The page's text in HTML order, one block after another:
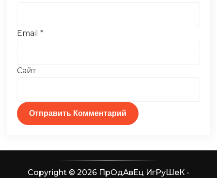
Email *
Сайт
Copyright © 2026 ПрОдАвЕц ИгРуШеК -